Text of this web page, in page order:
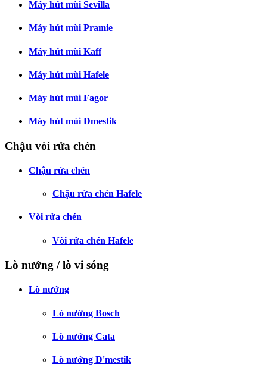
Máy hút mùi Sevilla
Máy hút mùi Pramie
Máy hút mùi Kaff
Máy hút mùi Hafele
Máy hút mùi Fagor
Máy hút mùi Dmestik
Chậu vòi rửa chén
Chậu rửa chén
Chậu rửa chén Hafele
Vòi rửa chén
Vòi rửa chén Hafele
Lò nướng / lò vi sóng
Lò nướng
Lò nướng Bosch
Lò nướng Cata
Lò nướng D'mestik